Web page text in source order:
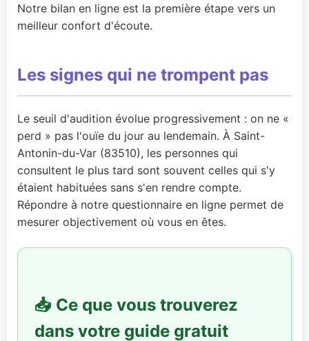
Notre bilan en ligne est la première étape vers un
meilleur confort d'écoute.
Les signes qui ne trompent pas
Le seuil d'audition évolue progressivement : on ne «
perd » pas l'ouïe du jour au lendemain. À Saint-
Antonin-du-Var (83510), les personnes qui
consultent le plus tard sont souvent celles qui s'y
étaient habituées sans s'en rendre compte.
Répondre à notre questionnaire en ligne permet de
mesurer objectivement où vous en êtes.
📥 Ce que vous trouverez
dans votre guide gratuit